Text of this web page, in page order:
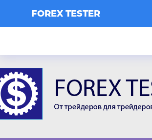
FOREX TESTER